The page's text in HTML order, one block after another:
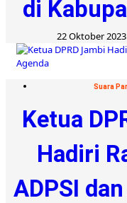
di
22 Oktober 2023
Suara
Ketua
Hadiri
ADPSI